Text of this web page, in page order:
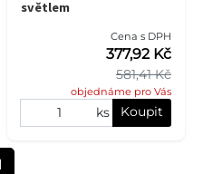
světlem
Cena s DPH
581,41 Kč
377,92 Kč
objednáme pro Vás
ks Koupit